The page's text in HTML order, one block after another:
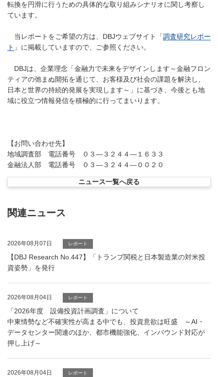
転換を円滑に行うための具体的な取り組みシナリオに関し考察し
ています。
当レポートをご希望の方は、DBJウェブサイト「調査研究レポー
ト 」に掲載していますので、ご参照ください。
DBJは、企業理念「金融力で未来をデザインします～金融フロン
ティアの弛まぬ開拓を通じて、お客様及び社会の課題を解決し、
日本と世界の持続的発展を実現します～」に基づき、今後とも地
域に役立つ情報発信を積極的に行ってまいります。
【お問い合わせ先】
地域調査部 電話番号 ０３―３２４４―１６３３
金融法人部 電話番号 ０３―３２４４―００２０
ニュース一覧へ戻る
関連ニュース
2026年08月07日 レポート
【DBJ Research No.447】「トランプ関税と日本製造業の対米投
資姿勢」を発行
2026年08月04日 レポート
「2026年度 設備投資計画調査」について
中東情勢など不確実性が高まる中でも、投資意欲は旺盛 ～AI・
データセンター関連のほか、都市機能強化、インバウンド対応が
押し上げ～
2026年08月04日 レポート